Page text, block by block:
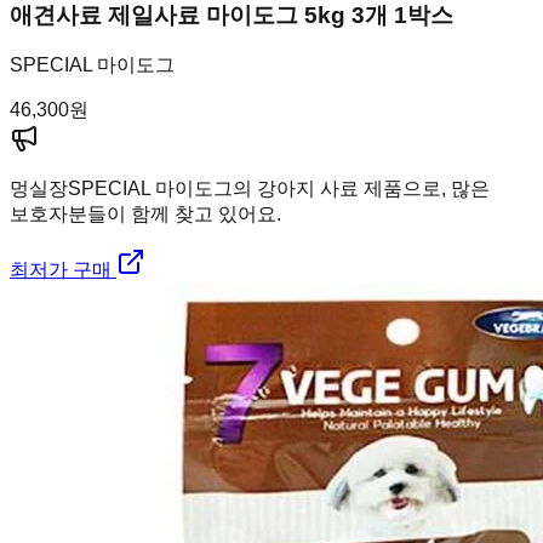
애견사료 제일사료 마이도그 5kg 3개 1박스
SPECIAL 마이도그
46,300원
멍실장SPECIAL 마이도그의 강아지 사료 제품으로, 많은
보호자분들이 함께 찾고 있어요.
최저가 구매